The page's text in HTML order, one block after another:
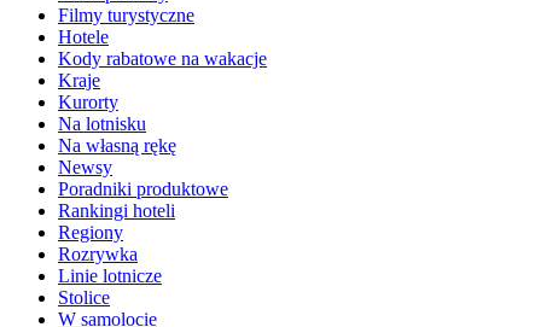
Filmy turystyczne
Hotele
Kody rabatowe na wakacje
Kraje
Kurorty
Na lotnisku
Na własną rękę
Newsy
Poradniki produktowe
Rankingi hoteli
Regiony
Rozrywka
Linie lotnicze
Stolice
W samolocie